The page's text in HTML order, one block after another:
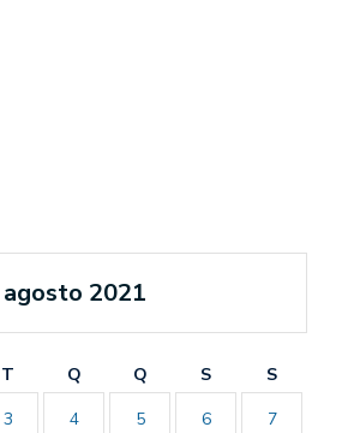
agosto 2021
T Q Q S
S
3 4 5 6 7